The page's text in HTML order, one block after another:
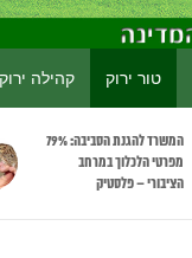
טור ירוק קהילה
המשרד להגנת הסביבה: 79%
מפרטי הלכלוך במרחב
הציבורי – פלסטיק